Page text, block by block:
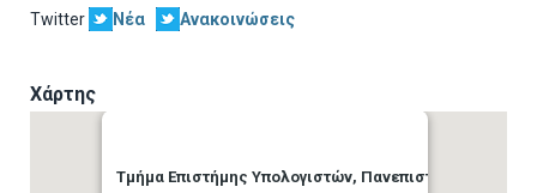
Twitter Νέα Ανακοινώσεις
Χάρτης
Τμήμα Επιστήμης Υπολογιστών, Πανεπιστήμιο Κρήτης